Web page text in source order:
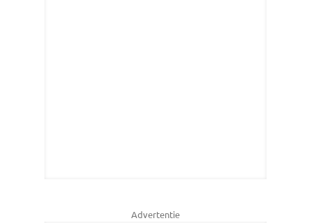
Advertentie